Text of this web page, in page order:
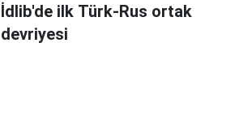
İdlib'de ilk Türk-Rus ortak
devriyesi